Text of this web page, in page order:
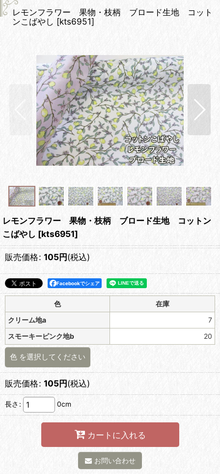
レモンフラワー 果物・枝柄 ブロード生地 コット
ンこばやし [kts6951]
レモンフラワー 果物・枝柄 ブロード生地 コットン
こばやし [kts6951]
販売価格: 105円(税込)
Facebookでシェア
色
在庫
クリーム地a
7
スモーキーピンク地b
20
色 を選択してください
販売価格: 105円(税込)
長さ : 0cm
カートに入れる
お問い合わせ